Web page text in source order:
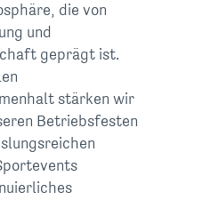
die von
und
geprägt ist.
stärken wir
Betriebsfesten